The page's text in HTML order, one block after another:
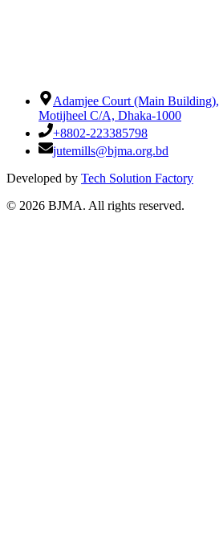
Adamjee Court (Main Building),
Motijheel C/A, Dhaka-1000
+8802-223385798
jutemills@bjma.org.bd
Developed by Tech Solution Factory
© 2026 BJMA. All rights reserved.